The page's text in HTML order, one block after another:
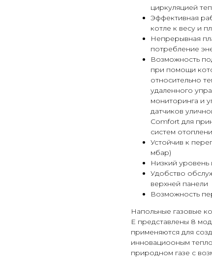
циркуляцией
Эффективная
котле к весу и
Непрерывная
потребление
Возможность
при помощи
относительно
удаленного
мониторинга и
датчиков
Comfort для
систем
Устойчив к
мбар)
Низкий уровень
Удобство
верхней панели
Возможность
Напольные газовые
E представлены 8
применяются для
инновациооным
природном газе с